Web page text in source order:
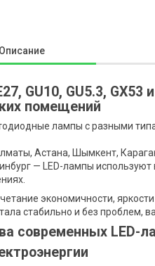
Описание
GU10, GU5.3,
помещений
лампы с разными
Астана, Шымкент,
— LED-лампы
экономичности,
стабильно и без проблем,
современных LED-